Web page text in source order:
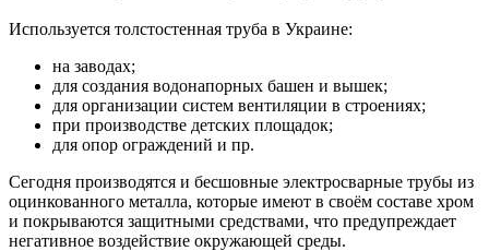
Используется толстостенная труба в Украине:
на заводах;
для создания водонапорных башен и вышек;
для организации систем вентиляции в строениях;
при производстве детских площадок;
для опор ограждений и пр.
Сегодня производятся и бесшовные электросварные трубы из
оцинкованного металла, которые имеют в своём составе хром
и покрываются защитными средствами, что предупреждает
негативное воздействие окружающей среды.